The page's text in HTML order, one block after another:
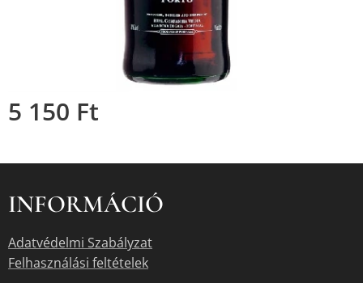
5 150 Ft
INFORMÁCIÓ
Adatvédelmi Szabályzat
Felhasználási feltételek